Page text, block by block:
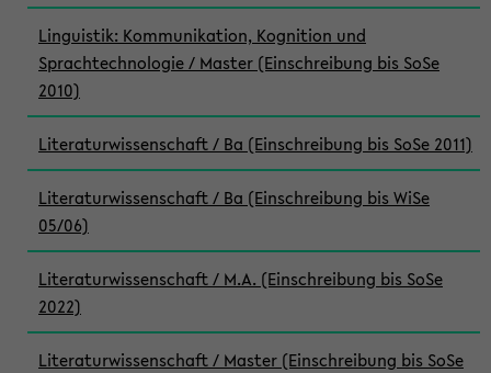
Linguistik: Kommunikation, Kognition und
Sprachtechnologie / Master (Einschreibung bis SoSe
2010)
Literaturwissenschaft / Ba (Einschreibung bis SoSe 2011)
Literaturwissenschaft / Ba (Einschreibung bis WiSe
05/06)
Literaturwissenschaft / M.A. (Einschreibung bis SoSe
2022)
Literaturwissenschaft / Master (Einschreibung bis SoSe